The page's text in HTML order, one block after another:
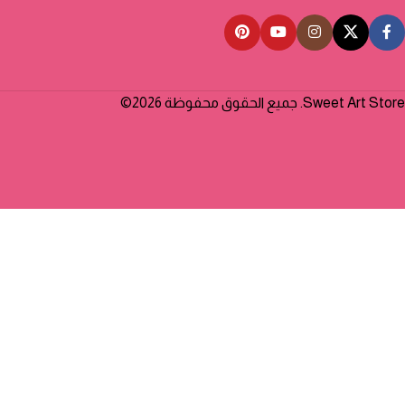
Sweet Art Store. جميع الحقوق محفوظة 2026©